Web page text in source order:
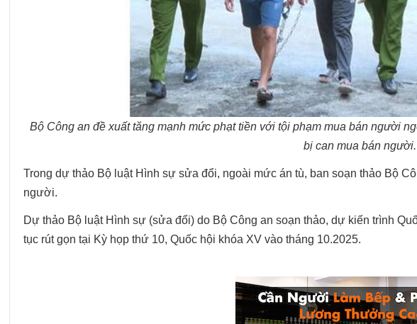
Bộ Công an đề xuất tăng mạnh mức phạt tiền với tội phạm mua bán người
bị can mua bán người.
Trong dự thảo Bộ luật Hình sự sửa đổi, ngoài mức án tù, ban soạn thảo Bộ
người.
Dự thảo Bộ luật Hình sự (sửa đổi) do Bộ Công an soạn thảo, dự kiến trình
tục rút gọn tại Kỳ họp thứ 10, Quốc hội khóa XV vào tháng 10.2025.